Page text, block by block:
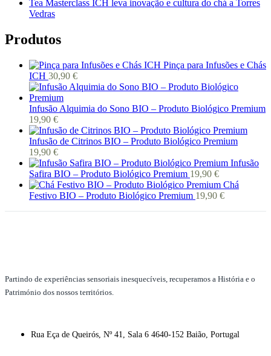
Tea Masterclass ICH leva inovação e cultura do chá a Torres
Vedras
Produtos
Pinça para Infusões e Chás
ICH 30,90 €
Infusão Alquimia do Sono BIO – Produto Biológico Premium
19,90 €
Infusão de Citrinos BIO – Produto Biológico Premium
19,90 €
Infusão
Safira BIO – Produto Biológico Premium 19,90 €
Chá
Festivo BIO – Produto Biológico Premium 19,90 €
Partindo de experiências sensoriais inesquecíveis, recuperamos a História e o
Património dos nossos territórios.
Rua Eça de Queirós, Nº 41, Sala 6 4640-152 Baião, Portugal